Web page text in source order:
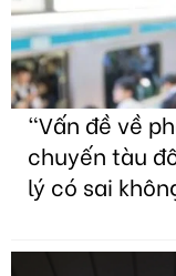
"Vấn đề về
chuyến tàu
lý có sai